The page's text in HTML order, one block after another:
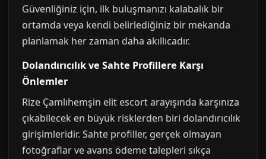
Güvenliğiniz için, ilk buluşmanızı kalabalık bir
ortamda veya kendi belirlediğiniz bir mekanda
planlamak her zaman daha akıllıcadır.
Dolandırıcılık ve Sahte Profillere Karşı
Önlemler
Rize Çamlıhemşin elit escort arayışında karşınıza
çıkabilecek en büyük risklerden biri dolandırıcılık
girişimleridir. Sahte profiller, gerçek olmayan
fotoğraflar ve avans ödeme talepleri sıkça